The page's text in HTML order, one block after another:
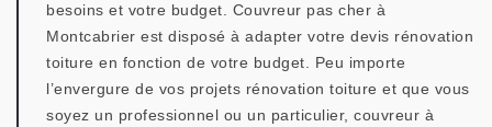
besoins et votre budget. Couvreur pas cher à
Montcabrier est disposé à adapter votre devis rénovation
toiture en fonction de votre budget. Peu importe
l’envergure de vos projets rénovation toiture et que vous
soyez un professionnel ou un particulier, couvreur à